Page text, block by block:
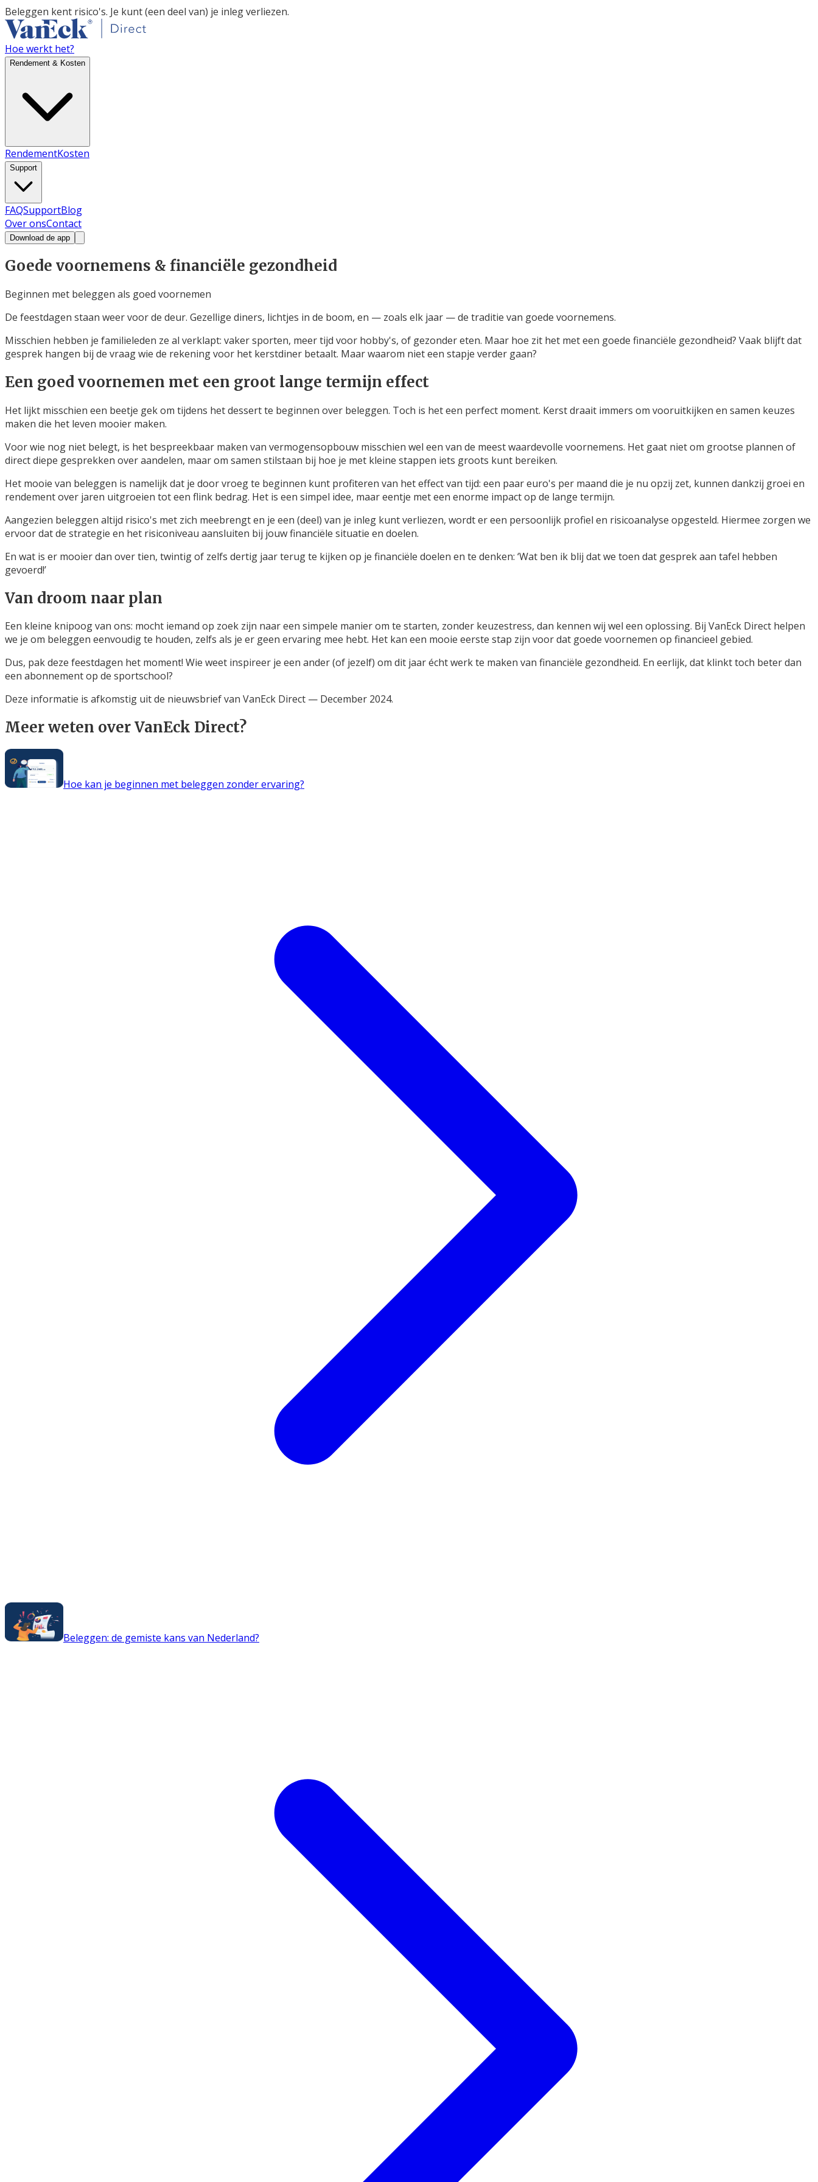
Beleggen kent risico's. Je kunt (een deel van) je inleg verliezen.
Hoe werkt het?
Rendement & Kosten
RendementKosten
Support
FAQSupportBlog
Over onsContact
Download de app
Goede voornemens & financiële gezondheid
Beginnen met beleggen als goed voornemen
De feestdagen staan weer voor de deur. Gezellige diners, lichtjes in de boom, en — zoals elk jaar — de traditie van goede voornemens.
Misschien hebben je familieleden ze al verklapt: vaker sporten, meer tijd voor hobby's, of gezonder eten. Maar hoe zit het met een goede financiële gezondheid? Vaak blijft dat
gesprek hangen bij de vraag wie de rekening voor het kerstdiner betaalt. Maar waarom niet een stapje verder gaan?
Een goed voornemen met een groot lange termijn effect
Het lijkt misschien een beetje gek om tijdens het dessert te beginnen over beleggen. Toch is het een perfect moment. Kerst draait immers om vooruitkijken en samen keuzes
maken die het leven mooier maken.
Voor wie nog niet belegt, is het bespreekbaar maken van vermogensopbouw misschien wel een van de meest waardevolle voornemens. Het gaat niet om grootse plannen of
direct diepe gesprekken over aandelen, maar om samen stilstaan bij hoe je met kleine stappen iets groots kunt bereiken.
Het mooie van beleggen is namelijk dat je door vroeg te beginnen kunt profiteren van het effect van tijd: een paar euro's per maand die je nu opzij zet, kunnen dankzij groei en
rendement over jaren uitgroeien tot een flink bedrag. Het is een simpel idee, maar eentje met een enorme impact op de lange termijn.
Aangezien beleggen altijd risico's met zich meebrengt en je een (deel) van je inleg kunt verliezen, wordt er een persoonlijk profiel en risicoanalyse opgesteld. Hiermee zorgen we
ervoor dat de strategie en het risiconiveau aansluiten bij jouw financiële situatie en doelen.
En wat is er mooier dan over tien, twintig of zelfs dertig jaar terug te kijken op je financiële doelen en te denken: ‘Wat ben ik blij dat we toen dat gesprek aan tafel hebben
gevoerd!’
Van droom naar plan
Een kleine knipoog van ons: mocht iemand op zoek zijn naar een simpele manier om te starten, zonder keuzestress, dan kennen wij wel een oplossing. Bij VanEck Direct helpen
we je om beleggen eenvoudig te houden, zelfs als je er geen ervaring mee hebt. Het kan een mooie eerste stap zijn voor dat goede voornemen op financieel gebied.
Dus, pak deze feestdagen het moment! Wie weet inspireer je een ander (of jezelf) om dit jaar écht werk te maken van financiële gezondheid. En eerlijk, dat klinkt toch beter dan
een abonnement op de sportschool?
Deze informatie is afkomstig uit de nieuwsbrief van VanEck Direct — December 2024.
Meer weten over VanEck Direct?
Hoe kan je beginnen met beleggen zonder ervaring?
Beleggen: de gemiste kans van Nederland?